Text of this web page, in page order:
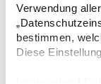
Verwendung
bestimmen,
Diese